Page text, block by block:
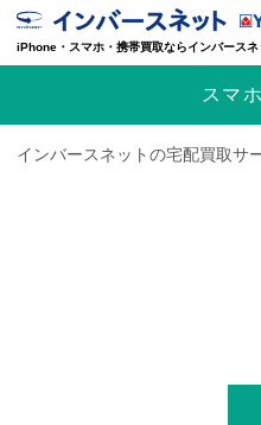
iPhone・スマホ・携帯買取ならインバース
スマ
インバースネットの宅配買取サ